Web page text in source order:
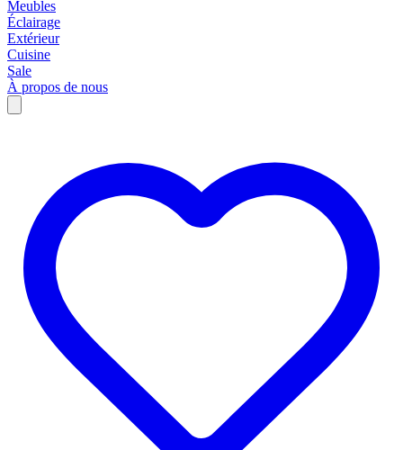
Meubles
Éclairage
Extérieur
Cuisine
Sale
À propos de nous